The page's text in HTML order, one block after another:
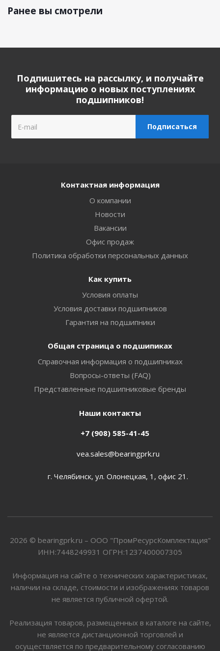
Ранее вы смотрели
Подпишитесь на рассылку, и получайте
информацию о новых поступлениях
подшипников!
Контактная информация
О компании
Новости
Вакансии
Офис продаж
Политика обработки персональных данных
Как купить
Условия оплаты
Условия доставки подшипников
Гарантия на подшипники
Общая страница о подшипиках
Справочная информация о подшипниках
Вопросы-ответы (FAQ)
Представленные подшипниковые бренды
Наши контакты
+7 (908) 585-41-45
vea.sales@bearingprk.ru
г. Челябинск, ул. Олонецкая, 1, офис 21.
2026 © bearingprk.ru – ООО "ПромРесурсКомплектация"
ИНН:7448249931 ОГРН:1237400007305
Информация на сайте о технических характеристиках,
наличии на складе, стоимости и изображениях товаров
не является публичной офертой.
Реализация товаров, размещенных в каталоге на сайте,
не является дистанционной торговлей и
осуществляется по предварительному согласованию